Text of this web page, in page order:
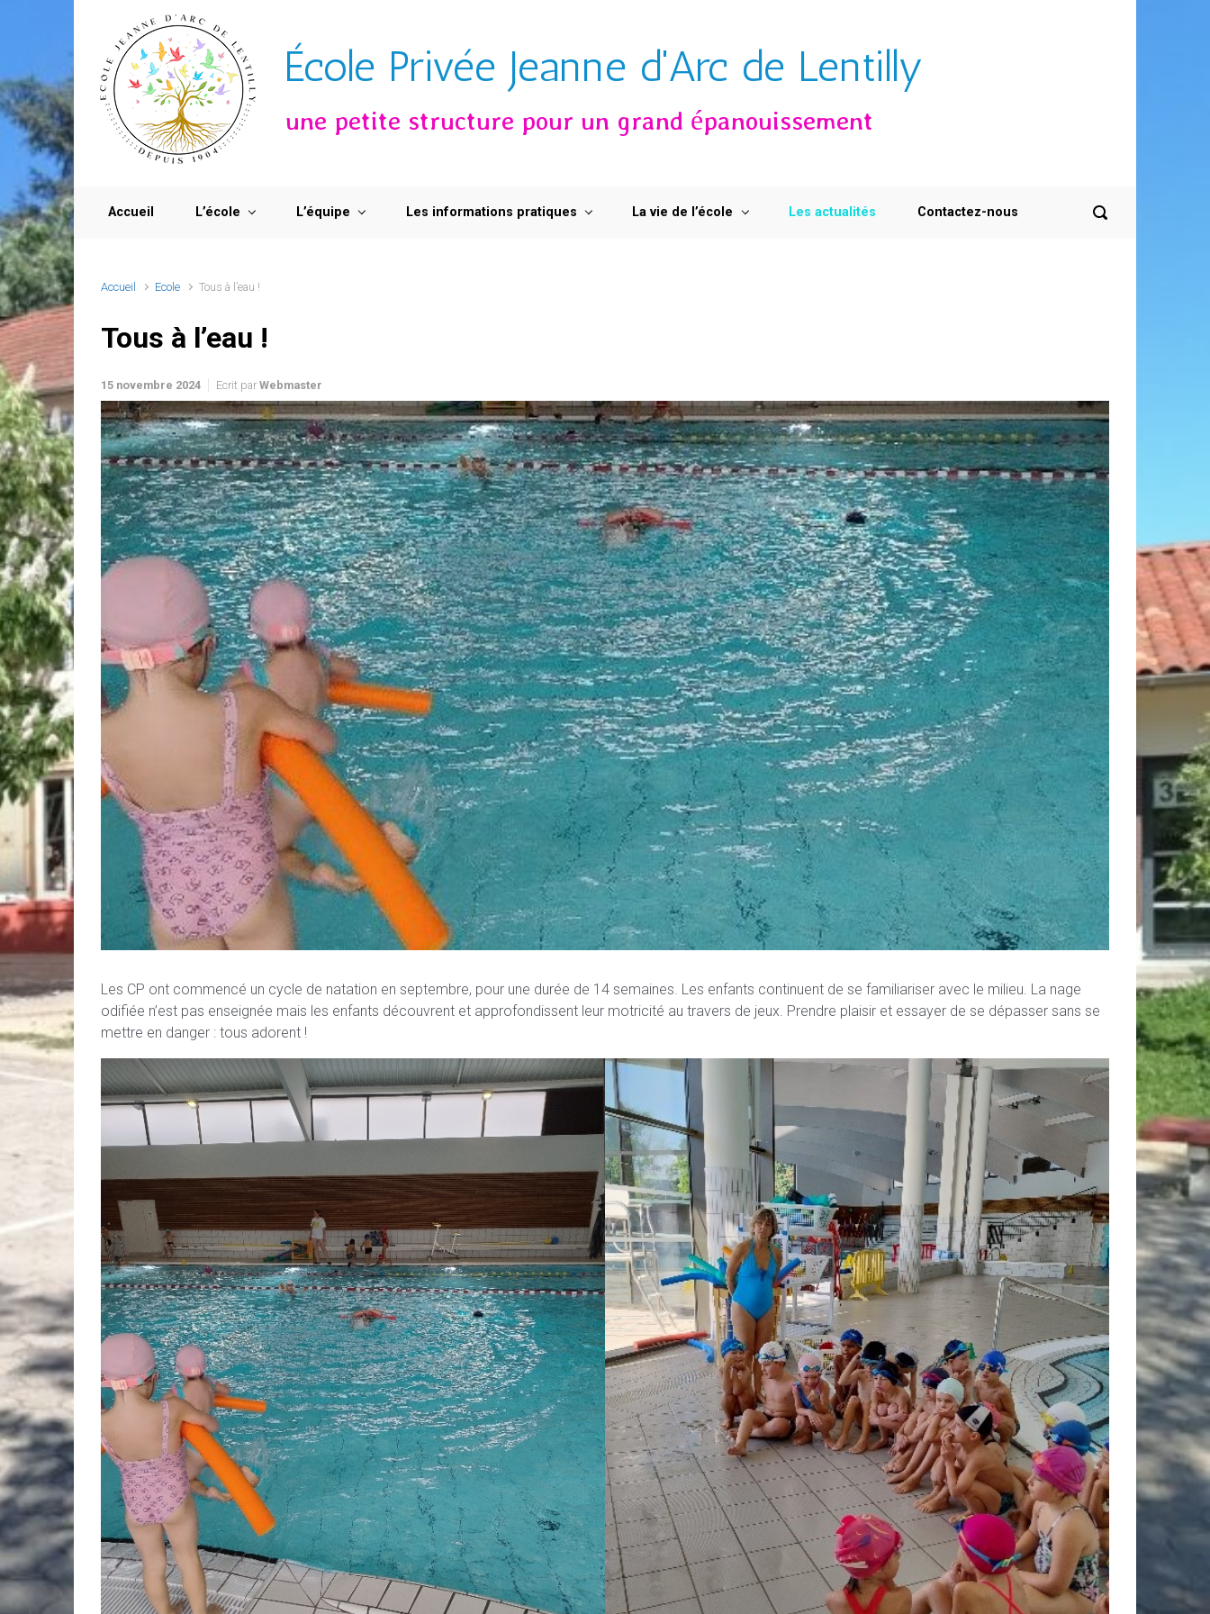
Skip to main content
École Privée Jeanne d'Arc de Lentilly
une petite structure pour un grand épanouissement
Accueil L’école L’équipe Les informations pratiques La vie de l’école Les actualités Contactez-nous
Accueil Ecole Tous à l’eau !
Tous à l’eau !
15 novembre 2024 Ecrit par Webmaster
Les CP ont commencé un cycle de natation en septembre, pour une durée de 14 semaines. Les enfants continuent de se familiariser avec le milieu. La nage
odifiée n’est pas enseignée mais les enfants découvrent et approfondissent leur motricité au travers de jeux. Prendre plaisir et essayer de se dépasser sans se
mettre en danger : tous adorent !